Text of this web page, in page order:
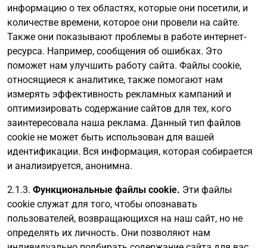
информацию о тех областях, которые они посетили, и
количестве времени, которое они провели на сайте.
Также они показывают проблемы в работе интернет-
ресурса. Например, сообщения об ошибках. Это
поможет нам улучшить работу сайта. Файлы cookie,
относящиеся к аналитике, также помогают нам
измерять эффективность рекламных кампаний и
оптимизировать содержание сайтов для тех, кого
заинтересовала наша реклама. Данный тип файлов
cookie не может быть использован для вашей
идентификации. Вся информация, которая собирается
и анализируется, анонимна.
2.1.3. Функциональные файлы cookie. Эти файлы
cookie служат для того, чтобы опознавать
пользователей, возвращающихся на наш сайт, но не
определять их личность. Они позволяют нам